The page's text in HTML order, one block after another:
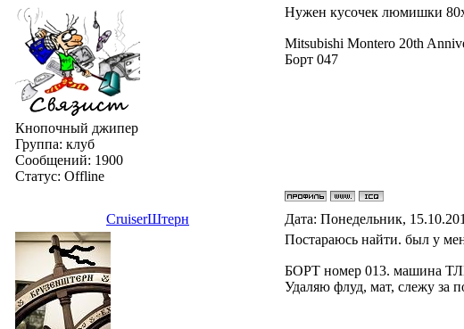
Кнопочный джипер
Группа: клуб
Сообщений: 1900
Статус: Offline
Нужен кусочек люмишки
Mitsubishi Montero 20th
Борт 047
СruiserШтерн Дата: Понедельник,
Постараюсь найти. был у
БОРТ номер 013. машина
Удаляю флуд, мат, слежу за